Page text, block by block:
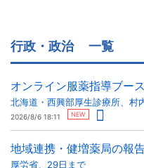
行政・政治 一覧
オンライン服薬指導ブー
北海道・西興部厚生診療所、村
2026/8/6 18:11 NEW
地域連携・健増薬局の報
厚労省、29日まで